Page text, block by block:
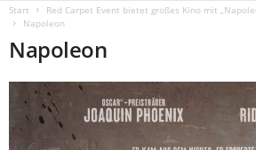
Start
Red Carpet Event bietet großes Kino mit
Napoleon
Napoleon